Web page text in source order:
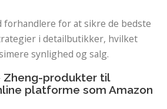
forhandlere for at sikre de bedste
i detailbutikker, hvilket
synlighed og salg.
Zheng-produkter til
platforme som Amazon